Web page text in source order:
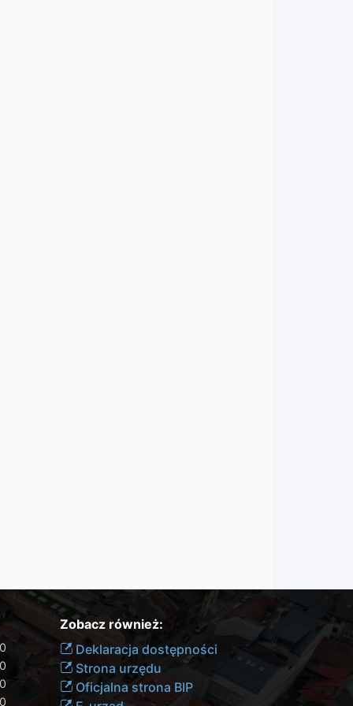
Zobacz również:
Deklaracja dostępności
Strona urzędu
Oficjalna strona BIP